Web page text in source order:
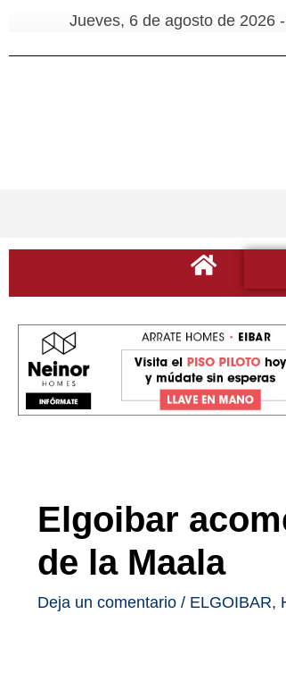
Jueves, 6 de agosto de 2026
Elgoibar
de la Maala
Deja un comentario / ELGOIBAR,